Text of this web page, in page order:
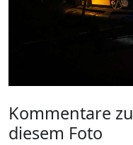
Kommentare zu
diesem Foto